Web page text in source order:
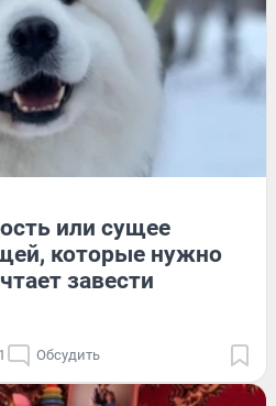
или сущее
которые нужно
завести
Обсудить